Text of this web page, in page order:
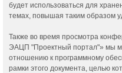
будет использоваться для
темах, повышая таким образом
Также во время просмотра
ЭАЦП "Проектный портал"» мы
отношению к программному
рамки этого документа, целью